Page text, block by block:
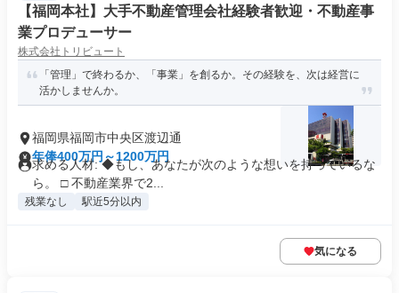
【福岡本社】大手不動産管理会社経験者歓迎・不動産事
業プロデューサー
株式会社トリビュート
「管理」で終わるか、「事業」を創るか。その経験を、次は経営に
活かしませんか。
福岡県福岡市中央区渡辺通
年俸400万円～1200万円
求める人材: ◆もし、あなたが次のような想いを持っているな
ら。 □ 不動産業界で2...
残業なし 駅近5分以内
気になる